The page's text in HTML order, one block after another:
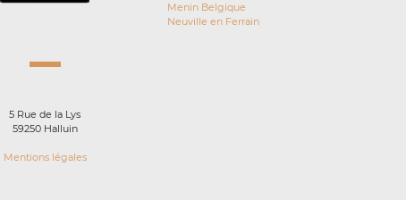
5 Rue de la Lys
59250 Halluin
Mentions légales
Menin Belgique
Neuville en Ferrain